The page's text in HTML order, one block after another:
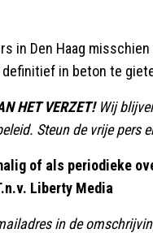
in Den Haag
in beton te
HET VERZET! Wij
Steun de vrije pers
of als periodieke
Liberty Media
in de